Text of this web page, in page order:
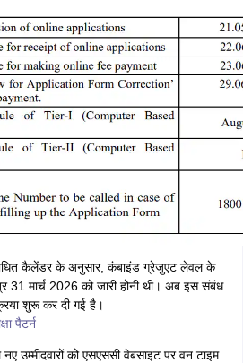
कैलेंडर के अनुसार, कंबाइंड ग्रेजुएट लेवल के
31 मार्च 2026 को जारी होनी थी। अब इस संबंध
शुरू कर दी गई है।
पैटर्न
उम्मीदवारों को एसएससी वेबसाइट पर वन टाइम